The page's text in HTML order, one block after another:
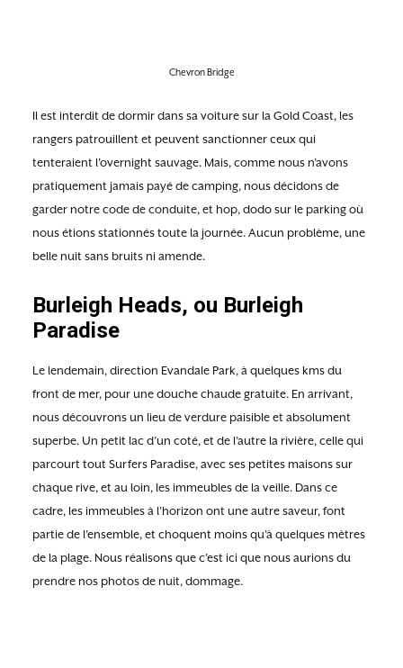
Chevron Bridge
Il est interdit de dormir dans sa voiture sur la Gold Coast, les
rangers patrouillent et peuvent sanctionner ceux qui
tenteraient l’overnight sauvage. Mais, comme nous n’avons
pratiquement jamais payé de camping, nous décidons de
garder notre code de conduite, et hop, dodo sur le parking où
nous étions stationnés toute la journée. Aucun problème, une
belle nuit sans bruits ni amende.
Burleigh Heads, ou Burleigh
Paradise
Le lendemain, direction Evandale Park, à quelques kms du
front de mer, pour une douche chaude gratuite. En arrivant,
nous découvrons un lieu de verdure paisible et absolument
superbe. Un petit lac d’un coté, et de l’autre la rivière, celle qui
parcourt tout Surfers Paradise, avec ses petites maisons sur
chaque rive, et au loin, les immeubles de la veille. Dans ce
cadre, les immeubles à l’horizon ont une autre saveur, font
partie de l’ensemble, et choquent moins qu’à quelques mètres
de la plage. Nous réalisons que c’est ici que nous aurions du
prendre nos photos de nuit, dommage.